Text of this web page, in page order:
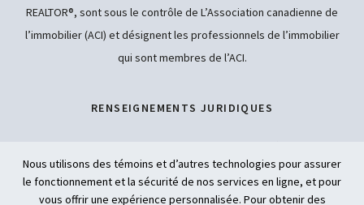
RENSEIGNEMENTS JURIDIQUES
ACCESSIBILITÉ
REALTOR®, sont sous le contrôle de L’Association canadienne de
l’immobilier (ACI) et désignent les professionnels de l’immobilier
qui sont membres de l’ACI.
Nous utilisons des témoins et d’autres technologies pour assurer
le fonctionnement et la sécurité de nos services en ligne, et pour
vous offrir une expérience personnalisée. Pour obtenir des